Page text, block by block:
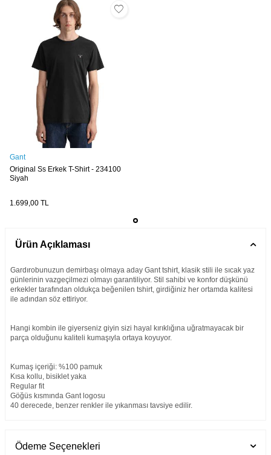
Gant
Original Ss Erkek T-Shirt - 234100
Siyah
1.699,00 TL
Ürün Açıklaması
Gardırobunuzun demirbaşı olmaya aday Gant tshirt, klasik stili ile sıcak yaz
günlerinin vazgeçilmezi olmayı garantiliyor. Stil sahibi ve konfor düşkünü
erkekler tarafından oldukça beğenilen tshirt, girdiğiniz her ortamda kalitesi
ile adından söz ettiriyor.
Hangi kombin ile giyerseniz giyin sizi hayal kırıklığına uğratmayacak bir
parça olduğunu kaliteli kumaşıyla ortaya koyuyor.
Kumaş içeriği: %100 pamuk
Kısa kollu, bisiklet yaka
Regular fit
Göğüs kısmında Gant logosu
40 derecede, benzer renkler ile yıkanması tavsiye edilir.
Ödeme Seçenekleri